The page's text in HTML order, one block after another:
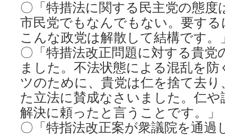
〇「特措法に関する民主党の態度
市民党でもなんでもない。要す
こんな政党は解散して結構です。
〇「特措法改正問題に対する貴党
ました。不法状態による混乱を
ツのために、貴党は仁を捨て去
た立法に賛成なさいました。仁
解決に頼ったと言うことです。」
〇「特指法改正案が衆議院を通過